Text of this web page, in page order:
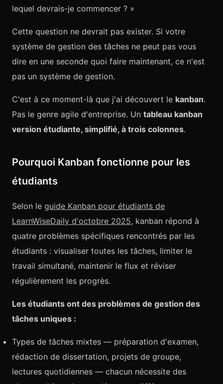
lequel devrais-je commencer ? »
Cette question ne devrait pas exister. Si votre
système de gestion des tâches ne peut pas vous
dire en une seconde quoi faire maintenant, ce n'est
pas un système de gestion.
C'est à ce moment-là que j'ai découvert le kanban.
Pas le genre agile d'entreprise. Un tableau kanban
version étudiante, simplifié, à trois colonnes.
Pourquoi Kanban fonctionne pour les
étudiants
Selon le guide Kanban pour étudiants de
LearnWiseDaily d'octobre 2025, kanban répond à
quatre problèmes spécifiques rencontrés par les
étudiants : visualiser toutes les tâches, limiter le
travail simultané, maintenir le flux et réviser
régulièrement les progrès.
Les étudiants ont des problèmes de gestion des
tâches uniques :
Types de tâches mixtes — préparation d'examen,
rédaction de dissertation, projets de groupe,
lectures quotidiennes — chacun nécessite des